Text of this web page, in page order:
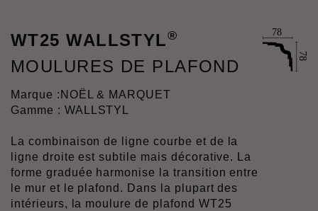
WT25 WALLSTYL®
MOULURES DE PLAFOND
Marque : NOËL & MARQUET
Gamme : WALLSTYL
La combinaison de ligne courbe et de la
ligne droite est subtile mais décorative. La
forme graduée harmonise la transition entre
le mur et le plafond. Dans la plupart des
intérieurs, la moulure de plafond WT25